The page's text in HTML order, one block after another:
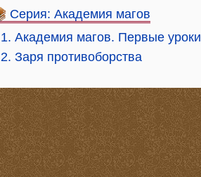
Серия: Академия магов
1. Академия магов. Первые уроки
2. Заря противоборства